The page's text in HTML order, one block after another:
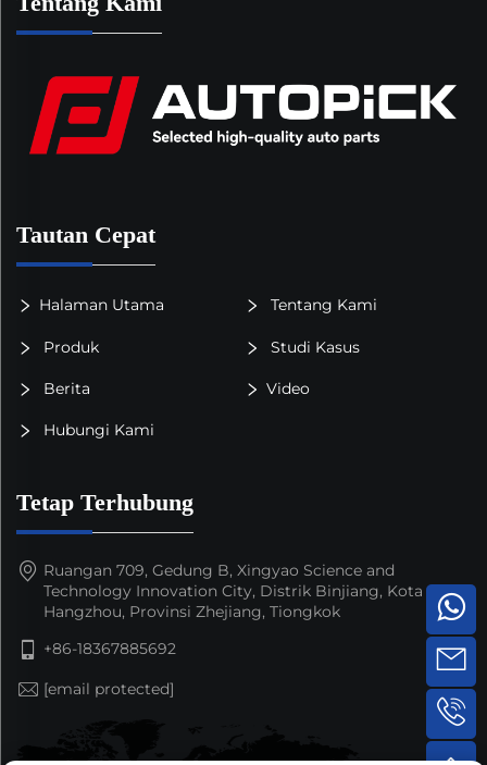
Tautan Cepat
Halaman Utama Tentang Kami
Produk Studi Kasus
Berita Video
Hubungi Kami
Tetap Terhubung
Ruangan 709, Gedung B, Xingyao Science and
Technology Innovation City, Distrik Binjiang, Kota
Hangzhou, Provinsi Zhejiang, Tiongkok
+86-18367885692
[email protected]